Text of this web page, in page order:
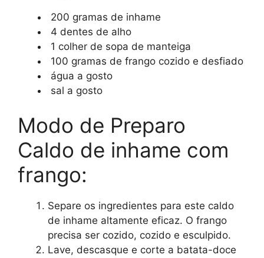
200 gramas de inhame
4 dentes de alho
1 colher de sopa de manteiga
100 gramas de frango cozido e desfiado
água a gosto
sal a gosto
Modo de Preparo
Caldo de inhame com
frango:
Separe os ingredientes para este caldo
de inhame altamente eficaz. O frango
precisa ser cozido, cozido e esculpido.
Lave, descasque e corte a batata-doce